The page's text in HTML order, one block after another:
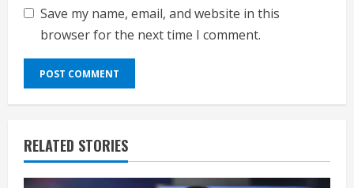
Save my name, email, and website in this
browser for the next time I comment.
RELATED STORIES